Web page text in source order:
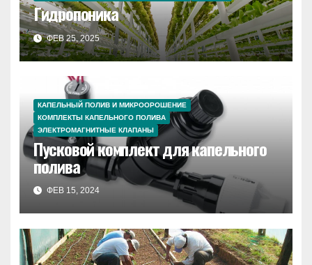
Гидропоника
ФЕВ 25, 2025
КАПЕЛЬНЫЙ ПОЛИВ И МИКРООРОШЕНИЕ
КОМПЛЕКТЫ КАПЕЛЬНОГО ПОЛИВА
ЭЛЕКТРОМАГНИТНЫЕ КЛАПАНЫ
Пусковой комплект для капельного
полива
ФЕВ 15, 2024